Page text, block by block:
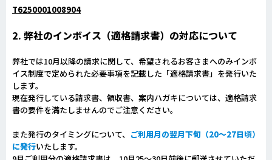
T6250001008904
2. 弊社のインボイス（適格請求書）の対応について
弊社では10月以降の請求に関して、希望されるお客さまへのみインボ
イス制度で定められた必要事項を記載した「適格請求書」を発行いた
します。
現在発行している請求書、領収書、案内ハガキについては、適格請求
書の要件を満たしませんのでご注意ください。
また発行のタイミングについて、 ご利用月の翌月下旬（20～27日頃）
に発行いたします。